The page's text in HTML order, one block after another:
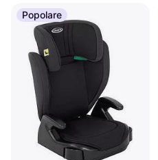
Popolare